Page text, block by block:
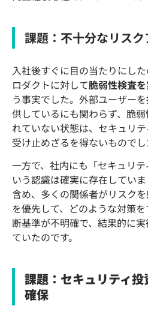
課題：不十分なリス
入社後すぐに目の当たりにし
ロダクトに対して脆弱性検査
う事実でした。外部ユーザー
供しているにも関わらず、脆
れていない状態は、セキュリ
受け止めざるを得ないものでし
一方で、社内にも「セキュリ
いう認識は確実に存在してい
含め、多くの関係者がリスク
を優先して、どのような対策
断基準が不明確で、結果的に
ていたのです。
課題：セキュリティ
確保